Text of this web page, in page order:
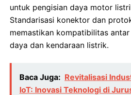
untuk pengisian daya motor
Standarisasi konektor dan
memastikan kompatibilitas
daya dan kendaraan listrik.
Baca Juga: Revitalisasi
IoT: Inovasi Teknologi di